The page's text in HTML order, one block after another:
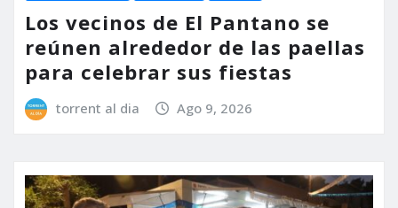
Los vecinos de El Pantano se
reúnen alrededor de las paellas
para celebrar sus fiestas
torrent al dia Ago 9, 2026